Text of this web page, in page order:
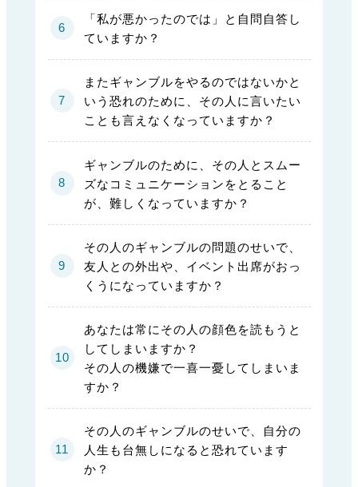
「私が悪かったのでは」と自問自答し
ていますか？
またギャンブルをやるのではないかと
いう恐れのために、その人に言いたい
ことも言えなくなっていますか？
ギャンブルのために、その人とスムー
ズなコミュニケーションをとること
が、難しくなっていますか？
その人のギャンブルの問題のせいで、
友人との外出や、イベント出席がおっ
くうになっていますか？
あなたは常にその人の顔色を読もうと
してしまいますか？
その人の機嫌で一喜一憂してしまいま
すか？
その人のギャンブルのせいで、自分の
人生も台無しになると恐れています
か？